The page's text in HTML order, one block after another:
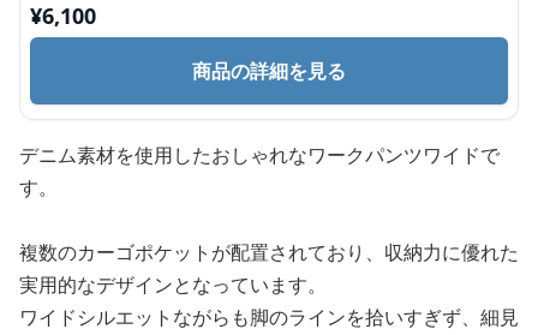
¥6,100
商品の詳細を見る
デニム素材を使用したおしゃれなワークパンツワイドで
す。
複数のカーゴポケットが配置されており、収納力に優れた
実用的なデザインとなっています。
ワイドシルエットながらも脚のラインを拾いすぎず、細見